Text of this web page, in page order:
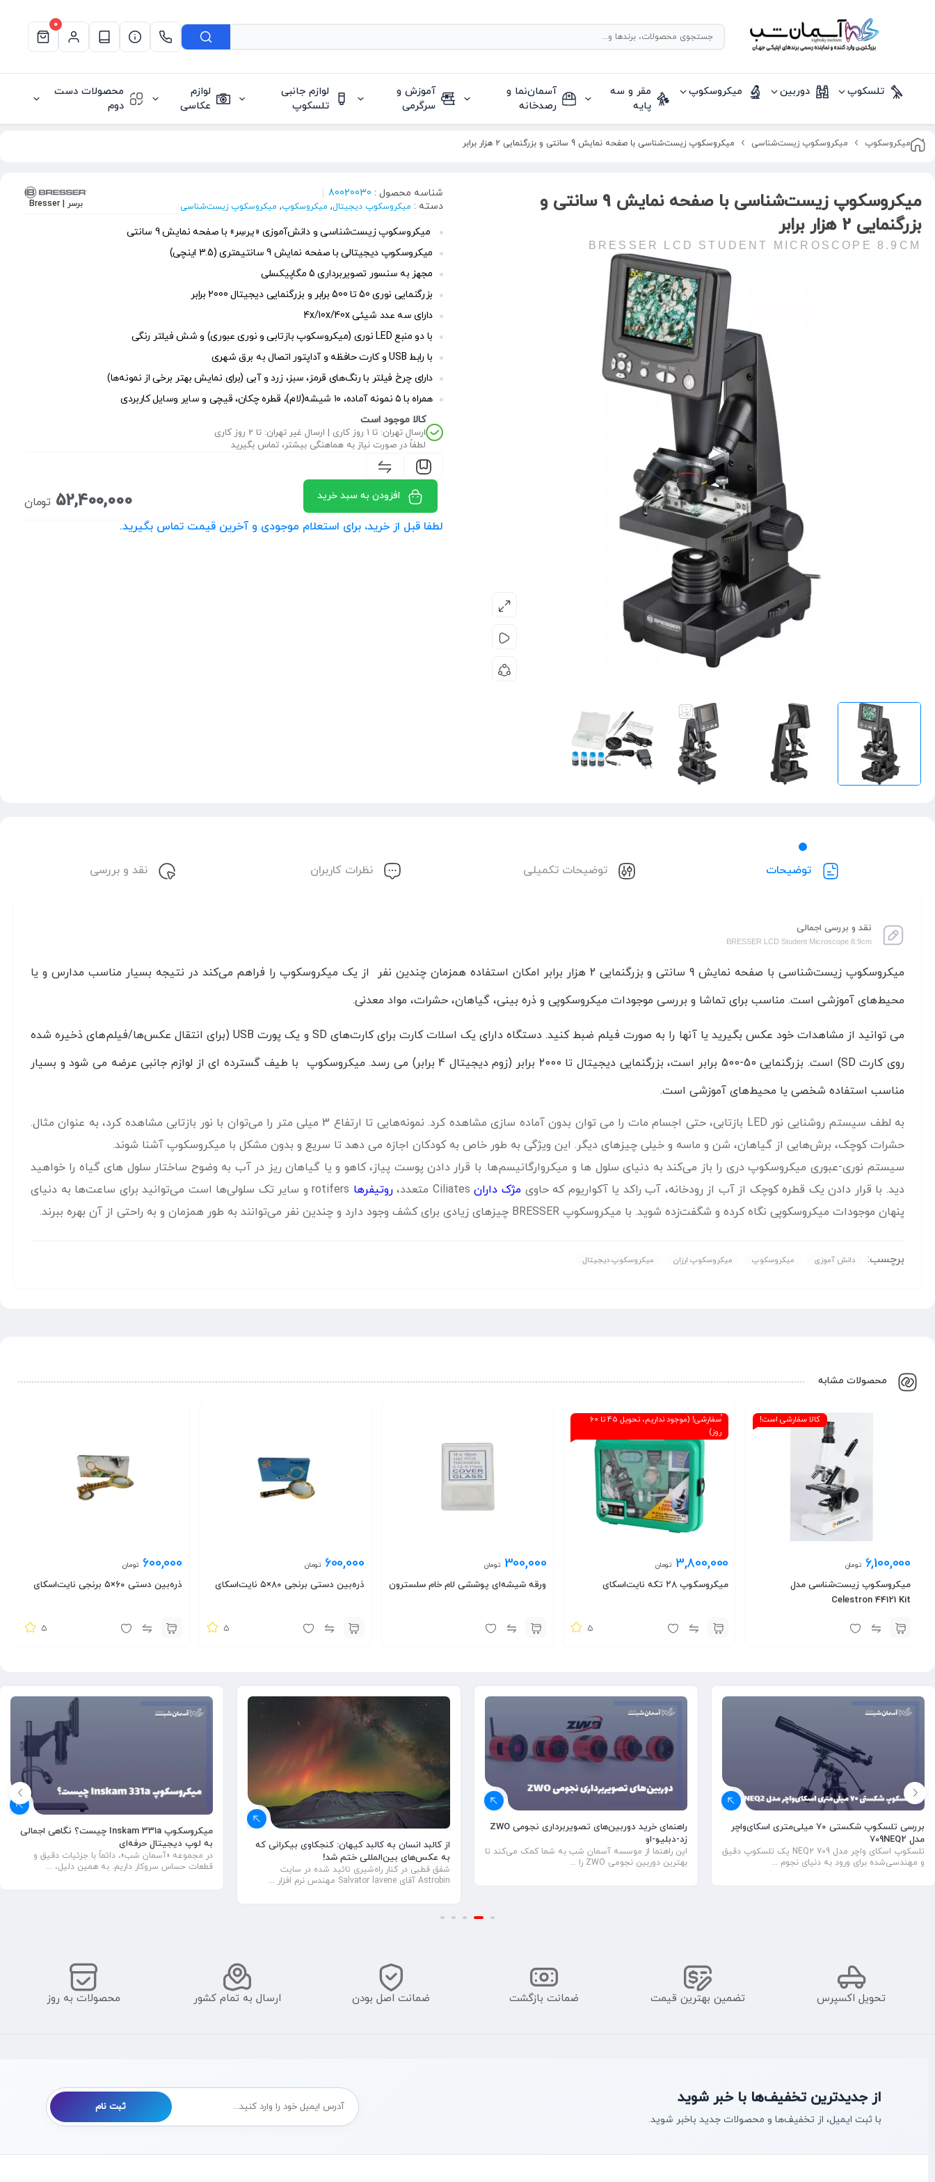
0
تلسکوپ دوربین میکروسکوپ
مقر و سه
پایه
آسمان‌نما و
رصدخانه
آموزش و
سرگرمی
لوازم جانبی
تلسکوپ
لوازم
عکاسی
محصولات دست
دوم
میکروسکوپ میکروسکوپ زیست‌شناسی میکروسکوپ زیست‌شناسی با صفحه نمایش 9 سانتی و بزرگنمایی 2 هزار برابر
میکروسکوپ زیست‌شناسی با صفحه نمایش 9 سانتی و
بزرگنمایی 2 هزار برابر
BRESSER LCD STUDENT MICROSCOPE 8.9CM
شناسه محصول : 80020030
دسته : میکروسکوپ دیجیتال, میکروسکوپ, میکروسکوپ زیست‌شناسی برسر | Bresser
میکروسکوپ زیست‌شناسی و دانش‌آموزی «بـِرسِر» با صفحه نمایش 9 سانتی
میکروسکوپ دیجیتالی با صفحه نمایش 9 سانتیمتری (3.5 اینچی)
مجهز به سنسور تصویربرداری 5 مگاپیکسلی
بزرگنمایی نوری 50 تا 500 برابر و بزرگنمایی دیجیتال 2000 برابر
دارای سه عدد شیئی 4x/10x/40x
با دو منبع LED نوری (میکروسکوپ بازتابی و نوری عبوری) و شش فیلتر رنگی
با رابط USB و کارت حافظه و آداپتور اتصال به برق شهری
دارای چرخ فیلتر با رنگ‌های قرمز، سبز، زرد و آبی (برای نمایش بهتر برخی از نمونه‌ها)
همراه با ۵ نمونه آماده، ۱۰ شیشه(لام)، قطره چکان، قیچی و سایر وسایل کاربردی
کالا موجود است
ارسال تهران: تا 1 روز کاری | ارسال غیر تهران: تا 2 روز کاری
لطفاً در صورت نیاز به هماهنگی بیشتر، تماس بگیرید
افزودن به سبد خرید 52,400,000 تومان
لطفا قبل از خرید، برای استعلام موجودی و آخرین قیمت تماس بگیرید.
توضیحات توضیحات تکمیلی نظرات کاربران نقد و بررسی
نقد و بررسی اجمالی
BRESSER LCD Student Microscope 8.9cm
میکروسکوپ زیست‌شناسی با صفحه نمایش 9 سانتی و بزرگنمایی 2 هزار برابر امکان استفاده همزمان چندین نفر از یک میکروسکوپ را فراهم می‌کند در نتیجه بسیار مناسب مدارس و یا
محیط‌های آموزشی است. مناسب برای تماشا و بررسی موجودات میکروسکوپی و ذره بینی، گیاهان، حشرات، مواد معدنی.
می توانید از مشاهدات خود عکس بگیرید یا آنها را به صورت فیلم ضبط کنید.
دستگاه دارای یک اسلات کارت برای کارت‌های SD و یک پورت USB (برای انتقال عکس‌ها/فیلم‌های ذخیره شده
روی کارت SD) است.
بزرگنمایی 50-500 برابر است، بزرگنمایی دیجیتال تا 2000 برابر (زوم دیجیتال 4 برابر) می رسد. میکروسکوپ
با طیف گسترده ای از لوازم جانبی عرضه می شود و بسیار
مناسب استفاده شخصی یا محیط‌های آموزشی است.
به لطف سیستم روشنایی نور LED بازتابی، حتی اجسام مات را می توان بدون آماده سازی مشاهده کرد.
نمونه‌هایی تا ارتفاع 3 میلی متر را می‌توان با نور بازتابی مشاهده کرد، به عنوان مثال.
حشرات کوچک، برش‌هایی از گیاهان، شن و ماسه و خیلی چیزهای دیگر. این ویژگی به طور خاص به کودکان اجازه می دهد تا سریع و بدون مشکل با میکروسکوپ آشنا شوند.
سیستم نوری-عبوری میکروسکوپ دری را باز می‌کند به دنیای سلول ها و میکروارگانیسم‌ها.با قرار دادنپوست پیاز، کاهو و یا گیاهان ریز در آب به وضوح ساختار سلول های گیاه را خواهید
دید.‌ با قرار دادن یک قطره کوچک ازآب از رودخانه، آب راکد یا آکواریوم که حاوی مژک دارانCiliates متعدد، روتیفرها
rotifers و سایر تک سلولی‌ها است می‌توانید برای ساعت‌ها به دنیای
پنهان موجودات میکروسکوپی نگاه کرده و شگفت‌زده شوید. با میکروسکوپ BRESSER چیزهای زیادی برای کشف وجود دارد و چندین نفر می‌توانند به طور همزمان و به راحتی از آن بهره ببرند.
برچسب: دانش آموزی میکروسکوپ میکروسکوپ ارزان میکروسکوپ دیجیتال
محصولات مشابه
کالا سفارشی است!
6,100,000 تومان
میکروسکوپ زیست‌شناسی مدل
Celestron 44121 Kit
ُسفارشی! (موجود نداریم، تحویل 45 تا 60
روز)
3,800,000 تومان
میکروسکوپ ۲۸ تکه نایت‌اسکای
5
300,000 تومان
ورقه شیشه‌ای پوششی لام خام سلسترون
600,000 تومان
ذره‌بين دستی برنجی ۸۰×۵ نايت‌اسكای
5
600,000 تومان
ذره‌بين دستی ۶۰×۵ برنجی نايت‌اسكای
5
بررسی تلسکوپ شکستی ۷۰ میلی‌متری اسکای‌واچر
مدل 709NEQ2
تلسکوپ اسکای واچر مدل 709 NEQ2 یک تلسکوپ دقیق
و مهندسی‌شده برای ورود به دنیای نجوم ...
راهنمای خرید دوربین‌های تصویربرداری نجومی ZWO
زد-دبلیو-او
این راهنما از موسسه آسمان شب به شما کمک می‌کند تا
بهترین دوربین نجومی ZWO را ...
از کالبد انسان به کالبد کیهان: کنجکاوی بیکرانی که
به عکس‌های بین‌المللی ختم شد!
شفق‌ قطبی در کنار راه‌شیری تائید شده در سایت
Astrobin آقای Salvator lavene مهندس نرم افزار ...
میکروسکوپ Inskam 331a چیست؟ نگاهی اجمالی
به لوپ دیجیتال حرفه‌ای
در مجموعه «آسمان شب»، دائماً با جزئیات دقیق و
قطعات حساس سروکار داریم. به همین دلیل، ...
تحویل اکسپرس تضمین بهترین قیمت ضمانت بازگشت ضمانت اصل بودن ارسال به تمام کشور محصولات به روز
از جدیدترین تخفیف‌ها با خبر شوید
با ثبت ایمیل، از تخفیف‌ها و محصولات جدید با‌خبر شوید.
ثبت نام